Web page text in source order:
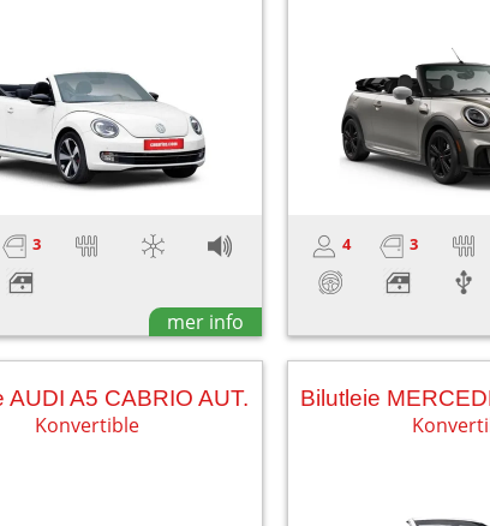
3
mer info
4 3
AUDI A5 CABRIO AUT.
Konvertible